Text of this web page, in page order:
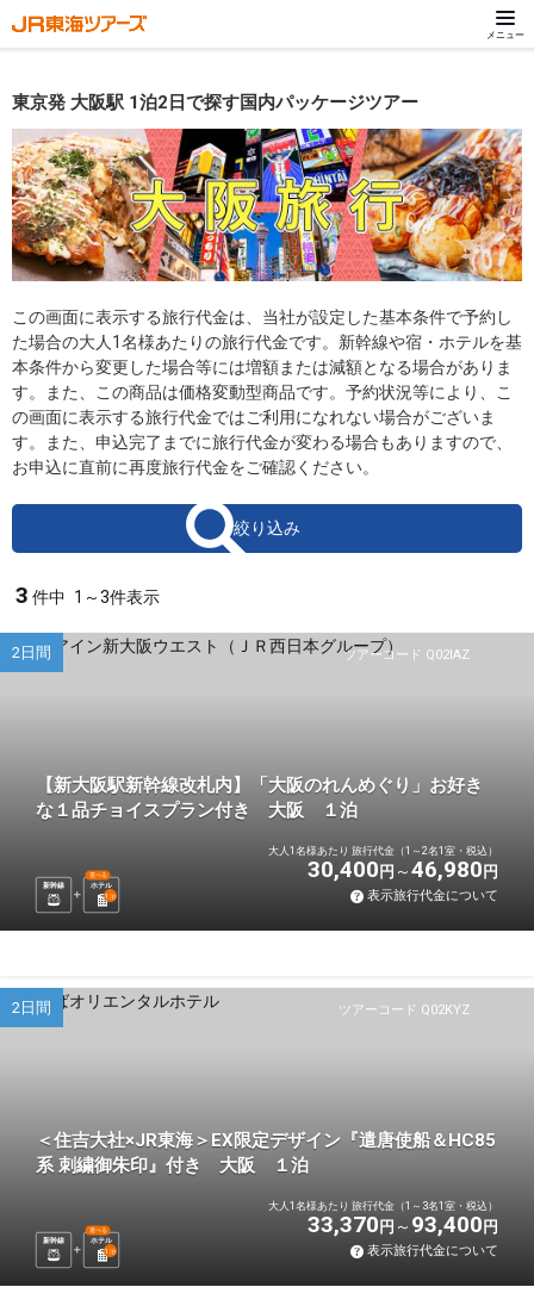
メニュー
東京発 大阪駅 1泊2日で探す国内パッケージツアー
この画面に表示する旅行代金は、当社が設定した基本条件で予約し
た場合の大人1名様あたりの旅行代金です。新幹線や宿・ホテルを基
本条件から変更した場合等には増額または減額となる場合がありま
す。また、この商品は価格変動型商品です。予約状況等により、こ
の画面に表示する旅行代金ではご利用になれない場合がございま
す。また、申込完了までに旅行代金が変わる場合もありますので、
お申込に直前に再度旅行代金をご確認ください。
絞り込み
3 件中 1～3件表示
ツアーコード Q02IAZ
2日間
【新大阪駅新幹線改札内】「大阪のれんめぐり」お好き
な１品チョイスプラン付き 大阪 １泊
新幹線 ホテル
選べる
1 泊
大人1名様あたり 旅行代金（1～2名1室・税込）
30,400 円 46,980 円
表示旅行代金について
ツアーコード Q02KYZ
2日間
＜住吉大社×JR東海＞EX限定デザイン『遣唐使船＆HC85
系 刺繍御朱印』付き 大阪 １泊
新幹線 ホテル
選べる
1 泊
大人1名様あたり 旅行代金（1～3名1室・税込）
33,370 円 93,400 円
表示旅行代金について